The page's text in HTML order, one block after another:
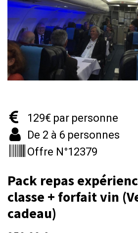
129€ par personne
De 2 à 6 personnes
Offre N°12379
Pack repas
classe + forfait vin
cadeau)